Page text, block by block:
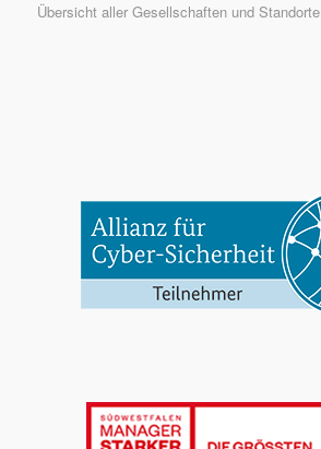
Übersicht aller Gesellschaften und Standorte